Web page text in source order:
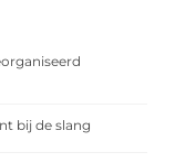
bij de slang